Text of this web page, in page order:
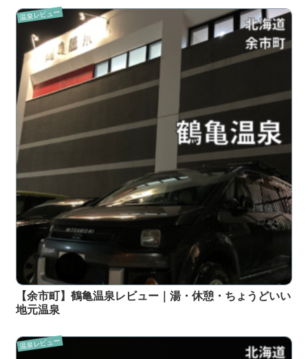
温泉レビュー
【余市町】鶴亀温泉レビュー｜湯・休憩・ちょうどいい
地元温泉
温泉レビュー